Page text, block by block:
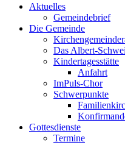
Aktuelles
Gemeindebrief
Die Gemeinde
Das Albert-
Kindertagesstätte
Anfahrt
ImPuls-Chor
Schwerpunkte
Gottesdienste
Termine